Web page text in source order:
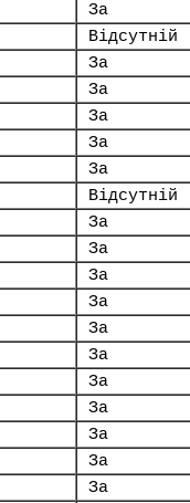
За
Відсутній
За
За
За
За
За
Відсутній
За
За
За
За
За
За
За
За
За
За
За